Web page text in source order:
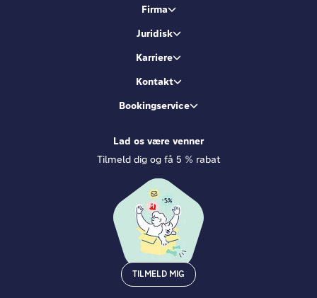
Firma
Juridisk
Karriere
Kontakt
Bookingservice
Lad os være venner
Tilmeld dig og få 5 % rabat
TILMELD MIG